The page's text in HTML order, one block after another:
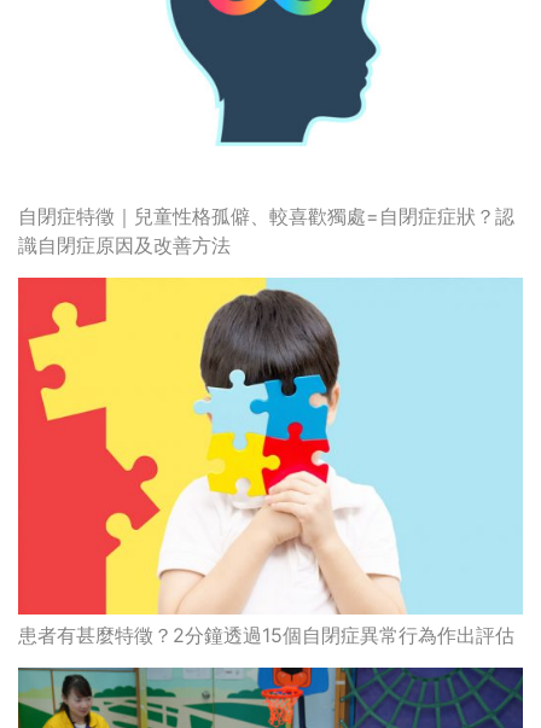
自閉症特徵｜兒童性格孤僻、較喜歡獨處=自閉症症狀？認
識自閉症原因及改善方法
患者有甚麼特徵？2分鐘透過15個自閉症異常行為作出評估